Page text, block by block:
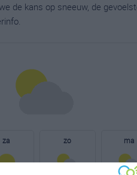
de kans op sneeuw, de
za zo ma